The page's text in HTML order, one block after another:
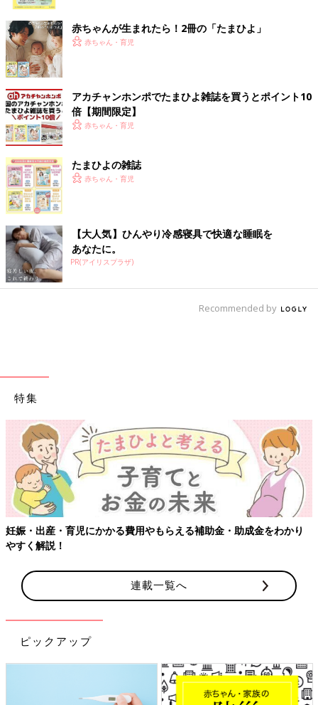
をストックしておいて、それを食べてもらっています。家族も
『おおっ！』と喜びますし、自分の罪悪感も軽くなるので、ちょ
っといいストックが心のお守りのようになっています。
ママは家庭の太陽、ニコニコして機嫌よくいられることが家庭に
とでイライラしたり、家族に当たってしまったりしてしまうこと
も。手を抜く時にちゃんと手を抜くことは、広い目で見ると家族
のためになるのです」（野々村友紀子さん）
時短テクの新常識？！子どものお弁当は
夕飯のついで作り置きがあたりまえ
の声と、多数のお弁当の著書がある料理研究家
のほりえさちこさんにアレンジレシピについて
聞きました。
中途半端に休むと、体の疲れは取れないし、やる気って湧いてき
ませんね。確かに、手を抜く時はしっかり手を抜いたほうが、心
も体もラクになるのかもしれません。「本日、妻とママはお休み
（取材・文／酒井範子、たまひよONLINE編集部）
※記事の内容は2021年7月の情報で、現在と異なる場合がありま
す。
野々村友紀子さん
芸人として活動後、放送作家へ転身。夫は芸人・２丁拳銃の修士
さん。現在はバラエティ番組の出演のほか、番組の企画構成、吉
本総合芸能学院（NSC）東京校の講師、漫才執筆、アニメやゲー
ムのシナリオ制作もするなど多方面で活躍中。最新刊に「ハッキ
リものを言って嫌われる人、好かれる人の伝え方」（クロスメデ
ィア・パブリッシング）がある。
赤ちゃんが生まれたら！2冊の「たまひよ」
赤ちゃん・育児
アカチャンホンポでたまひよ雑誌を買うとポイント10
倍【期間限定】
赤ちゃん・育児
たまひよの雑誌
赤ちゃん・育児
【大人気】ひんやり冷感寝具で快適な睡眠を
あなたに。
PR(アイリスプラザ)
Recommended by
特集
り 【ワクチン接種できるものも】妊婦の感染症対策、知っておい
連載一覧へ
ピックアップ